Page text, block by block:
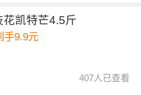
花凯特芒4.5斤
手9.9元
407人已查看